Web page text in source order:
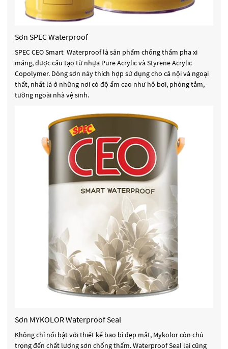
Sơn SPEC Waterproof
SPEC CEO Smart Waterproof là sản phẩm chống thấm pha xi
măng, được cấu tạo từ nhựa Pure Acrylic và Styrene Acrylic
Copolymer. Dòng sơn này thích hợp sử dụng cho cả nội và ngoại
thất, nhất là ở những nơi có độ ẩm cao như hồ bơi, phòng tắm,
tường ngoài nhà vệ sinh.
Sơn MYKOLOR Waterproof Seal
Không chỉ nổi bật với thiết kế bao bì đẹp mắt, Mykolor còn chú
trọng đến chất lượng sơn chống thấm. Waterproof Seal lại cũng